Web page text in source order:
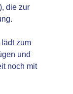
die zur
zum
und
noch mit